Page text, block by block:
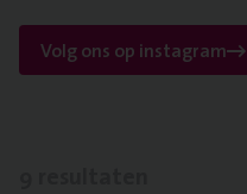
Volg ons op instagram